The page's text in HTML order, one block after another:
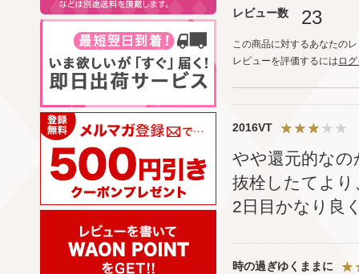
レビュー数
23
この商品に対するあなたの
レビューを評価するには ロ
2016VT
やや還元的な
抜栓したてよ
2日目かなり良
時の過ぎゆくままに